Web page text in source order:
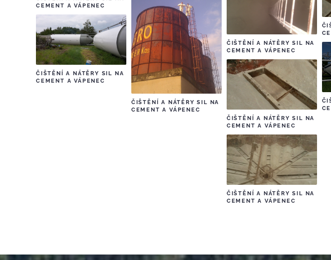
ČIŠTĚNÍ A NÁTĚRY SIL NA
CEMENT A VÁPENEC
ČIŠTĚNÍ A NÁTĚRY SIL NA
CEMENT A VÁPENEC
CEMENT A VÁPENEC
ČIŠTĚNÍ A NÁTĚRY SIL NA
CEMENT A VÁPENEC
ČIŠTĚNÍ A NÁTĚRY SIL NA
CEMENT A VÁPENEC
ČIŠTĚNÍ A NÁTĚRY SIL NA
CEMENT A VÁPENEC